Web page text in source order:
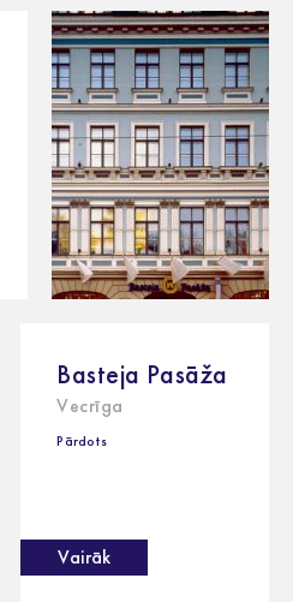
Basteja Pasāža
Vecrīga
Pārdots
Vairāk